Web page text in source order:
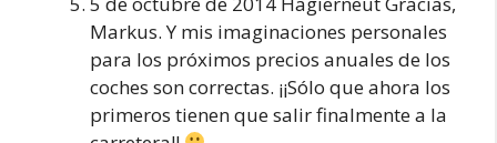
Markus. Y mis imaginaciones personales
para los próximos precios anuales de los
coches son correctas. ¡¡Sólo que ahora los
primeros tienen que salir finalmente a la